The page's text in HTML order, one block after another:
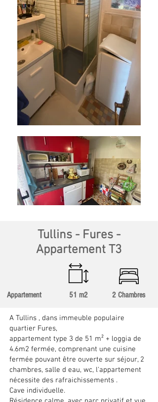
Tullins - Fures -
Appartement T3
Appartement 51 m2 2 Chambres
A Tullins , dans immeuble populaire
quartier Fures,
appartement type 3 de 51 m² + loggia de
4.6m2 fermée, comprenant une cuisine
fermée pouvant être ouverte sur séjour, 2
chambres, salle d eau, wc, l'appartement
nécessite des rafraichissements .
Cave individuelle.